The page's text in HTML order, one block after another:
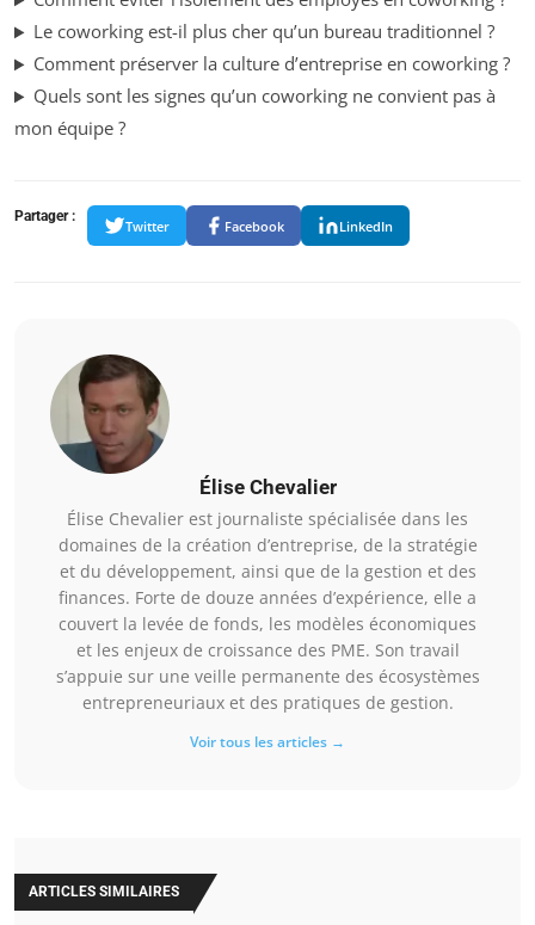
Le coworking est-il plus cher qu’un bureau traditionnel ?
Comment préserver la culture d’entreprise en coworking ?
Quels sont les signes qu’un coworking ne convient pas à
mon équipe ?
Partager :
Twitter Facebook LinkedIn
Élise Chevalier
Élise Chevalier est journaliste spécialisée dans les
domaines de la création d’entreprise, de la stratégie
et du développement, ainsi que de la gestion et des
finances. Forte de douze années d’expérience, elle a
couvert la levée de fonds, les modèles économiques
et les enjeux de croissance des PME. Son travail
s’appuie sur une veille permanente des écosystèmes
entrepreneuriaux et des pratiques de gestion.
Voir tous les articles →
ARTICLES SIMILAIRES